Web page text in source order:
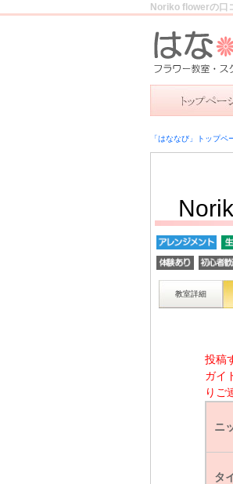
Noriko flowerの口
「はななび」トップペ
教室詳細
投稿
ガイ
りご
ニ
タ